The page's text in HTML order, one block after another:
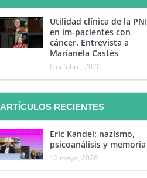
Utilidad clínica de la PNI
en im-pacientes con
cáncer. Entrevista a
Marianela Castés
6 octubre, 2020
ARTÍCULOS RECIENTES
Eric Kandel: nazismo,
psicoanálisis y memoria
12 mayo, 2026